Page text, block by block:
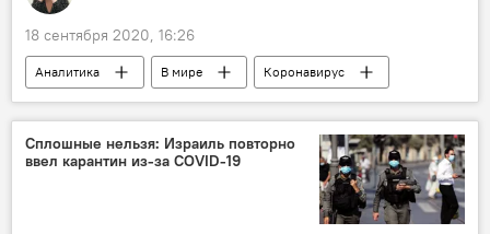
18 сентября 2020, 16:26
Аналитика В мире Коронавирус
Сплошные нельзя: Израиль повторно
ввел карантин из-за COVID-19